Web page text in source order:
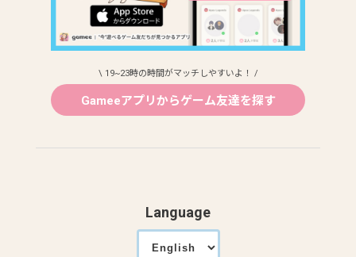
\ 19~23時の時間がマッチしやすいよ！ /
Gameeアプリからゲーム友達を探す
Language